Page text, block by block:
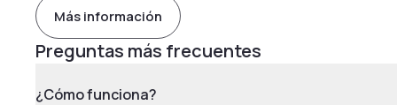
Más información
Preguntas más frecuentes
¿Cómo funciona?